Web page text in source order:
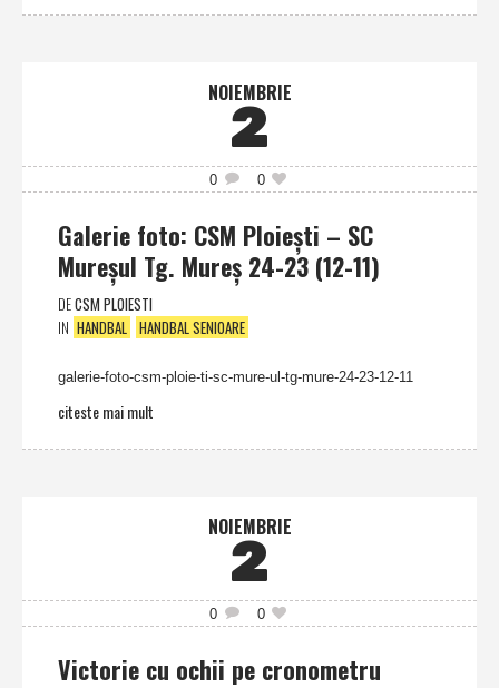
NOIEMBRIE
2
0 0
Galerie foto: CSM Ploieşti – SC
Mureşul Tg. Mureş 24-23 (12-11)
DECSM PLOIESTI
IN HANDBAL HANDBAL SENIOARE
galerie-foto-csm-ploie-ti-sc-mure-ul-tg-mure-24-23-12-11
citeste mai mult
NOIEMBRIE
2
0 0
Victorie cu ochii pe cronometru